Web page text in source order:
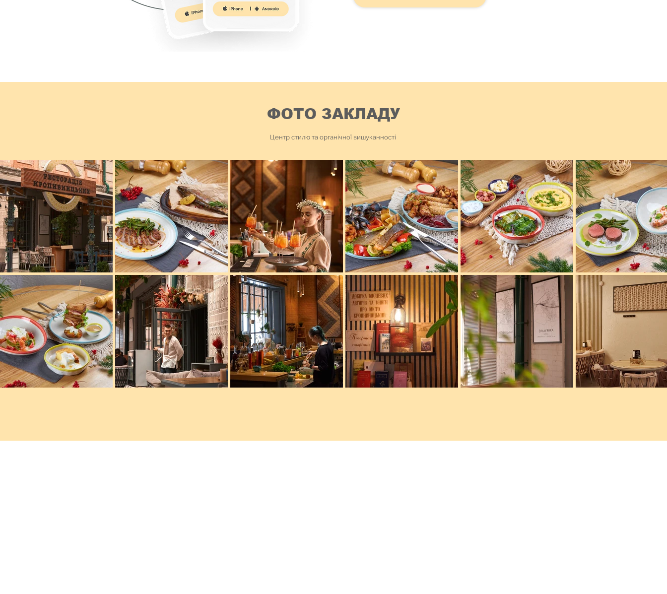
ФОТО ЗАКЛАДУ
Центр стилю та органічної вишуканності